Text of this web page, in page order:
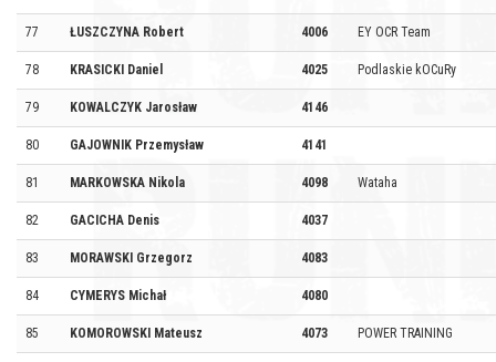
77 ŁUSZCZYNA Robert 4006 EY OCR Team
78 KRASICKI Daniel 4025 Podlaskie kOCuRy
79 KOWALCZYK Jarosław 4146
80 GAJOWNIK Przemysław 4141
81 MARKOWSKA Nikola 4098 Wataha
82 GACICHA Denis 4037
83 MORAWSKI Grzegorz 4083
84 CYMERYS Michał 4080
85 KOMOROWSKI Mateusz 4073 POWER TRAINING